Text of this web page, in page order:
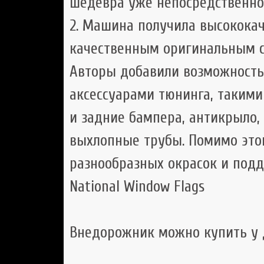
2. Машина получила
качественным оригинальным
Авторы добавили
аксессуарами тюнинга,
и задние бампера,
выхлопные трубы. Помимо
разнообразных окрасок и
National Window Flags
Внедорожник можно купить у